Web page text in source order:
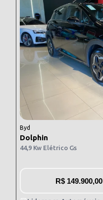
Byd
Dolphin
44,9 Kw Elétrico Gs
R$ 149.900,00